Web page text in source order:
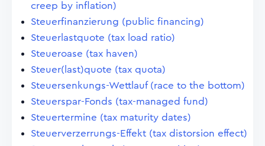
creep by inflation)
Steuerfinanzierung (public financing)
Steuerlastquote (tax load ratio)
Steueroase (tax haven)
Steuer(last)quote (tax quota)
Steuersenkungs-Wettlauf (race to the bottom)
Steuerspar-Fonds (tax-managed fund)
Steuertermine (tax maturity dates)
Steuerverzerrungs-Effekt (tax distorsion effect)